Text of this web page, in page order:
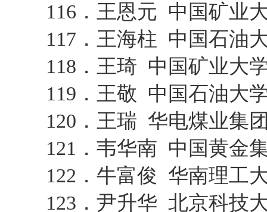
116．王恩元 中国矿业
117．王海柱 中国石油
118．王琦 中国矿业大
119．王敬 中国石油大
120．王瑞 华电煤业集
121．韦华南 中国黄金
122．牛富俊 华南理工
123．尹升华 北京科技